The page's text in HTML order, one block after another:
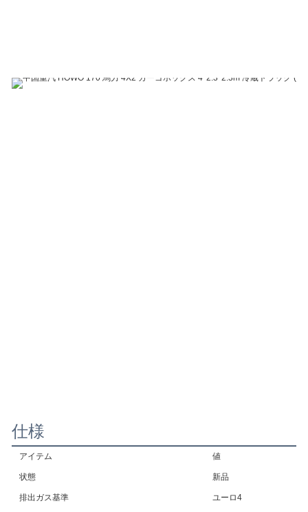
仕様
アイテム 値
状態 新品
排出ガス基準 ユーロ4